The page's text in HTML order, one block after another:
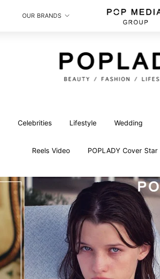
OUR BRANDS
Celebrities Lifestyle Wedding
Reels Video POPLADY Cover Star